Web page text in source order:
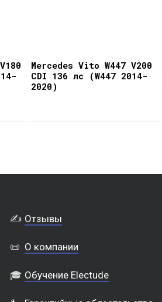
Mercedes Vito W447 V200
CDI 136 лс (W447 2014-
2020)
✍️ Отзывы
📜 О компании
🎓 Обучение Electude